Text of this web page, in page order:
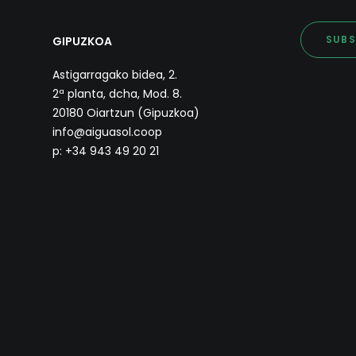
GIPUZKOA
Astigarragako bidea, 2.
2ª planta, dcha, Mod. 8.
20180 Oiartzun (Gipuzkoa)
info@aiguasol.coop
p: +34 943 49 20 21